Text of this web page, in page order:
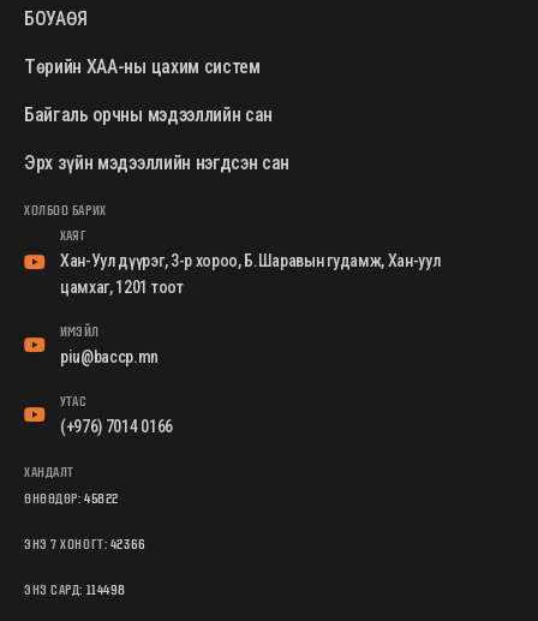
БОУАӨЯ
Төрийн ХАА-ны цахим систем
Байгаль орчны мэдээллийн сан
Эрх зүйн мэдээллийн нэгдсэн сан
ХОЛБОО БАРИХ
ХАЯГ
Хан-Уул дүүрэг, 3-р хороо, Б.Шаравын гудамж, Хан-уул
цамхаг, 1201 тоот
ИМЭЙЛ
piu@baccp.mn
УТАС
(+976) 7014 0166
ХАНДАЛТ
ӨНӨӨДӨР:45822
ЭНЭ 7 ХОНОГТ:42366
ЭНЭ САРД: 114498